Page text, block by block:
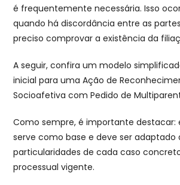
é frequentemente necessária. Isso
quando há discordância entre as
preciso comprovar a existência da
A seguir, confira um modelo
inicial para uma Ação de
Socioafetiva com Pedido de
Como sempre, é importante destacar:
serve como base e deve ser adaptado
particularidades de cada caso
processual vigente.